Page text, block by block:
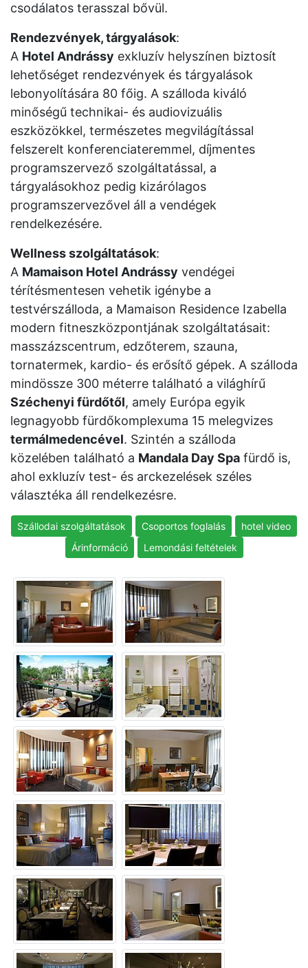
csodálatos terasszal bővül.
Rendezvények, tárgyalások:
A Hotel Andrássy exkluzív helyszínen biztosít
lehetőséget rendezvények és tárgyalások
lebonyolítására 80 főig. A szálloda kiváló
minőségű technikai- és audiovizuális
eszközökkel, természetes megvilágítással
felszerelt konferenciateremmel, díjmentes
programszervező szolgáltatással, a
tárgyalásokhoz pedig kizárólagos
programszervezővel áll a vendégek
rendelkezésére.
Wellness szolgáltatások:
A Mamaison Hotel Andrássy vendégei
térítésmentesen vehetik igénybe a
testvérszálloda, a Mamaison Residence Izabella
modern fitneszközpontjának szolgáltatásait:
masszázscentrum, edzőterem, szauna,
tornatermek, kardio- és erősítő gépek. A szálloda
mindössze 300 méterre található a világhírű
Széchenyi fürdőtől, amely Európa egyik
legnagyobb fürdőkomplexuma 15 melegvizes
termálmedencével. Szintén a szálloda
közelében található a Mandala Day Spa fürdő is,
ahol exkluzív test- és arckezelések széles
választéka áll rendelkezésre.
Szállodai szolgáltatások Csoportos foglalás
hotel video
Árinformáció
Lemondási feltételek